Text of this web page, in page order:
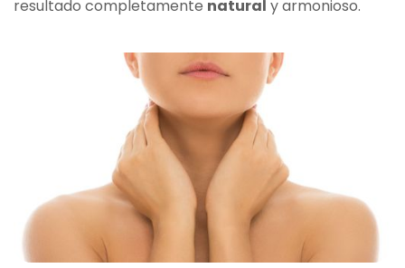
resultado completamente natural y armonioso.